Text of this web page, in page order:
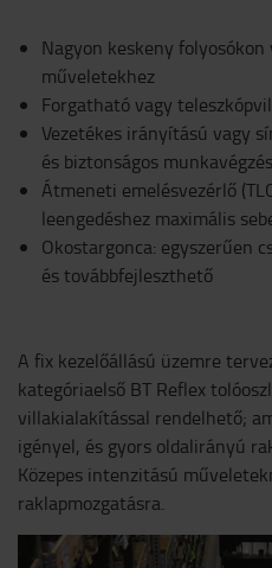
Nagyon keskeny
műveletekhez
Forgatható vagy
Vezetékes irányítású vagy
és biztonságos
Átmeneti emelésvezérlő
leengedéshez maximális
Okostargonca: egyszerűen
és továbbfejleszthető
A fix kezelőállású üzemre
kategóriaelső BT Reflex
villakialakítással rendelhető;
igényel, és gyors oldalirányú
Közepes intenzitású
raklapmozgatásra.